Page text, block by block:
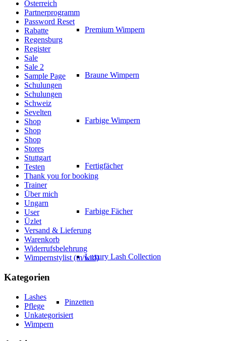
Premium Wimpern
Braune Wimpern
Farbige Wimpern
Fertigfächer
Farbige Fächer
Luxury Lash Collection
Pinzetten
Österreich
Partnerprogramm
Password Reset
Rabatte
Regensburg
Register
Sale
Sale 2
Sample Page
Schulungen
Schulungen
Schweiz
Sevelten
Shop
Shop
Shop
Stores
Stuttgart
Testen
Thank you for booking
Trainer
Über mich
Ungarn
User
Üzlet
Versand & Lieferung
Warenkorb
Widerrufsbelehrung
Wimpernstylist (m/w/d)
Kategorien
Lashes
Pflege
Unkategorisiert
Wimpern